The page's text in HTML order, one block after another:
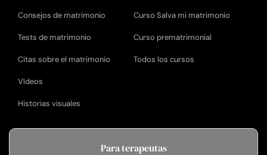
Consejos de matrimonio
Tests de matrimonio
Citas sobre el matrimonio
Vídeos
Historias visuales
Curso Salva mi matrimonio
Curso prematrimonial
Todos los cursos
Para terapeutas